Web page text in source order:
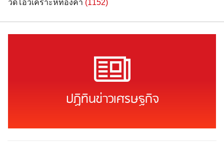
วิดีโอวิเคราะห์ทองคำ (1152)
ปฏิทินข่าวเศรษฐกิจ